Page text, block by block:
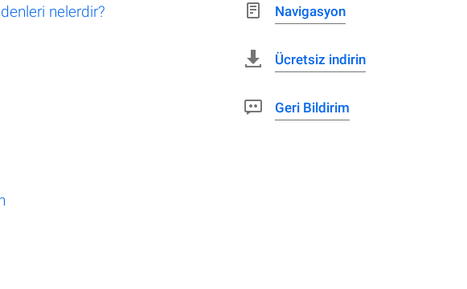
nelerdir? Navigasyon
Ücretsiz indirin
Geri Bildirim